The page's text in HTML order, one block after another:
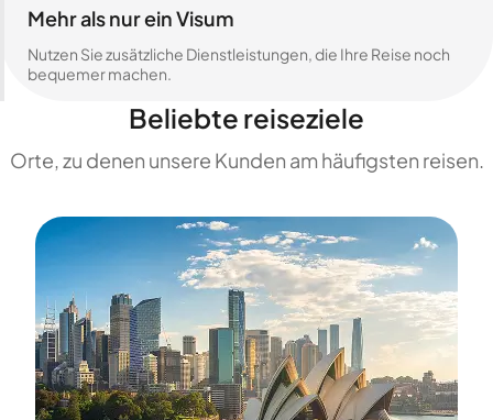
Mehr als nur ein Visum
Nutzen Sie zusätzliche Dienstleistungen, die Ihre Reise noch
bequemer machen.
Beliebte reiseziele
Orte, zu denen unsere Kunden am häufigsten reisen.